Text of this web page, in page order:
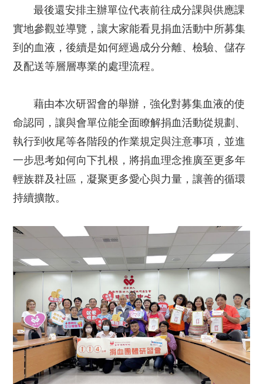
最後還安排主辦單位代表前往成分課與供應課
實地參觀並導覽，讓大家能看見捐血活動中所募集
到的血液，後續是如何經過成分分離、檢驗、儲存
及配送等層層專業的處理流程。
藉由本次研習會的舉辦，強化對募集血液的使
命認同，讓與會單位能全面瞭解捐血活動從規劃、
執行到收尾等各階段的作業規定與注意事項，並進
一步思考如何向下扎根，將捐血理念推廣至更多年
輕族群及社區，凝聚更多愛心與力量，讓善的循環
持續擴散。